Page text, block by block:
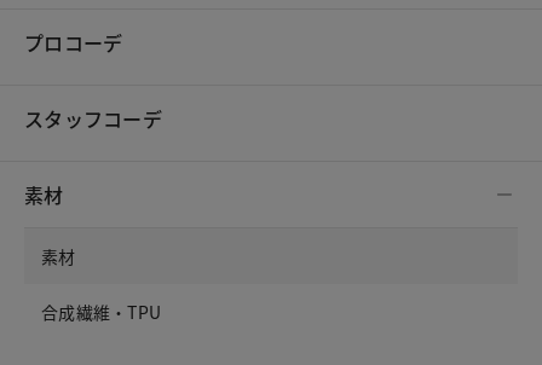
プロコーデ
スタッフコーデ
素材
素材
合成繊維・TPU